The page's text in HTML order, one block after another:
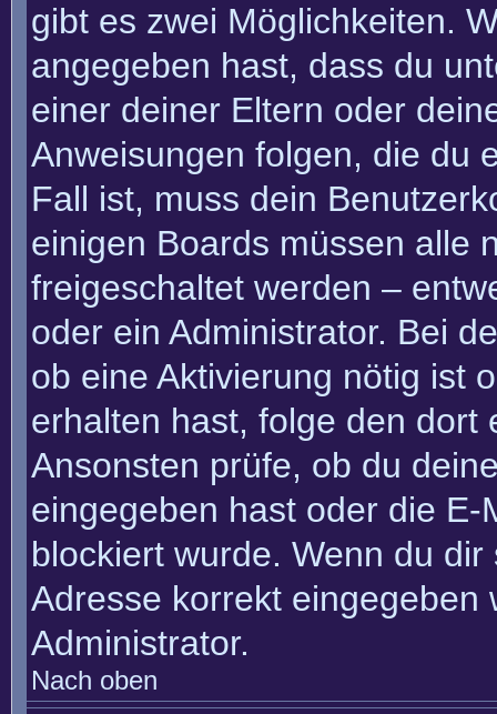
gibt es zwei Möglichkeiten.
angegeben hast, dass du
einer deiner Eltern oder
Anweisungen folgen, die du
Fall ist, muss dein
einigen Boards müssen alle
freigeschaltet werden –
oder ein Administrator. Bei
ob eine Aktivierung nötig ist
erhalten hast, folge den dort
Ansonsten prüfe, ob du
eingegeben hast oder die
blockiert wurde. Wenn du
Adresse korrekt
Administrator.
Nach oben